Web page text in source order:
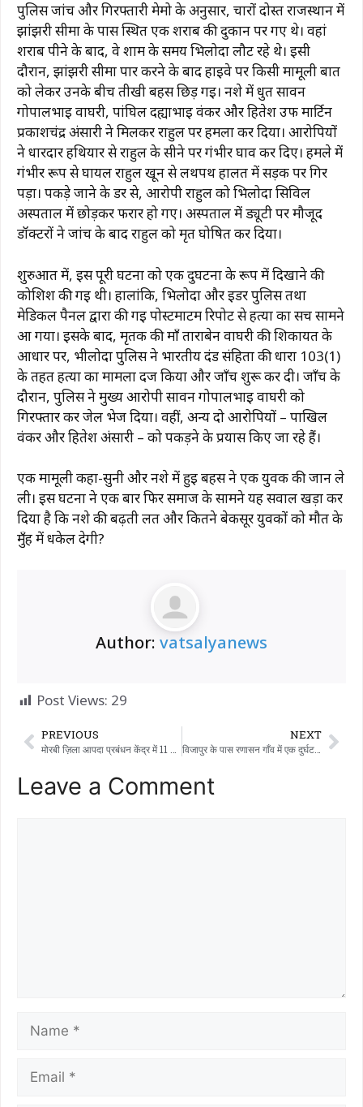
पुलिस जांच और गिरफ्तारी मेमो के अनुसार, चारों दोस्त राजस्थान में
झांझरी सीमा के पास स्थित एक शराब की दुकान पर गए थे। वहां
शराब पीने के बाद, वे शाम के समय भिलोदा लौट रहे थे। इसी
दौरान, झांझरी सीमा पार करने के बाद हाईवे पर किसी मामूली बात
को लेकर उनके बीच तीखी बहस छिड़ गई। नशे में धुत सावन
गोपालभाई वाघरी, पांघिल दह्याभाई वंकर और हितेश उर्फ ​​मार्टिन
प्रकाशचंद्र अंसारी ने मिलकर राहुल पर हमला कर दिया। आरोपियों
ने धारदार हथियार से राहुल के सीने पर गंभीर घाव कर दिए। हमले में
गंभीर रूप से घायल राहुल खून से लथपथ हालत में सड़क पर गिर
पड़ा। पकड़े जाने के डर से, आरोपी राहुल को भिलोदा सिविल
अस्पताल में छोड़कर फरार हो गए। अस्पताल में ड्यूटी पर मौजूद
डॉक्टरों ने जांच के बाद राहुल को मृत घोषित कर दिया।
शुरुआत में, इस पूरी घटना को एक दुर्घटना के रूप में दिखाने की
कोशिश की गई थी। हालांकि, भिलोदा और इडर पुलिस तथा
मेडिकल पैनल द्वारा की गई पोस्टमार्टम रिपोर्ट से हत्या का सच सामने
आ गया। इसके बाद, मृतक की माँ ताराबेन वाघरी की शिकायत के
आधार पर, भीलोदा पुलिस ने भारतीय दंड संहिता की धारा 103(1)
के तहत हत्या का मामला दर्ज किया और जाँच शुरू कर दी। जाँच के
दौरान, पुलिस ने मुख्य आरोपी सावन गोपालभाई वाघरी को
गिरफ्तार कर जेल भेज दिया। वहीं, अन्य दो आरोपियों – पाखिल
वंकर और हितेश अंसारी – को पकड़ने के प्रयास किए जा रहे हैं।
एक मामूली कहा-सुनी और नशे में हुई बहस ने एक युवक की जान ले
ली। इस घटना ने एक बार फिर समाज के सामने यह सवाल खड़ा कर
दिया है कि नशे की बढ़ती लत और कितने बेकसूर युवकों को मौत के
मुँह में धकेल देगी?
Author: vatsalyanews
Post Views: 29
PREVIOUS
मोरबी ज़िला आपदा प्रबंधन केंद्र में 11 महीने के अनुबंध के आधार पर ‘ज़िला परियोजना अधिकारी’ के पद के लिए आवेदन आमंत्रित किए जाते हैं।
NEXT
विजापुर के पास रणासन गाँव में एक दुर्घटना में एक युवक की मौत हो गई, जब अचानक एक कुत्ता उसके और उसकी बाइक के बीच आ गया। कुत्ता अचानक बीच में आ गया, जिससे उसकी बाइक डिवाइडर से टकरा गई।
Leave a Comment